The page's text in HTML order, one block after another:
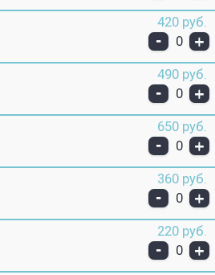
420 руб.
- 0 +
490 руб.
- 0 +
650 руб.
- 0 +
360 руб.
- 0 +
220 руб.
- 0 +